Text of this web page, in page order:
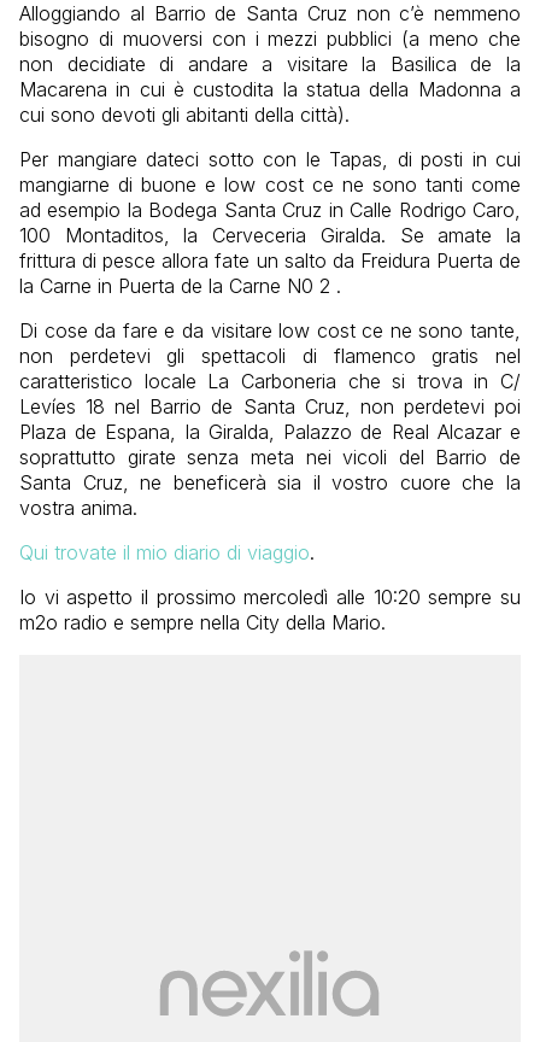
Alloggiando al Barrio de Santa Cruz non c’è nemmeno
bisogno di muoversi con i mezzi pubblici (a meno che
non decidiate di andare a visitare la Basilica de la
Macarena in cui è custodita la statua della Madonna a
cui sono devoti gli abitanti della città).
Per mangiare dateci sotto con le Tapas, di posti in cui
mangiarne di buone e low cost ce ne sono tanti come
ad esempio la Bodega Santa Cruz in Calle Rodrigo Caro,
100 Montaditos, la Cerveceria Giralda. Se amate la
frittura di pesce allora fate un salto da Freidura Puerta de
la Carne in Puerta de la Carne N0 2 .
Di cose da fare e da visitare low cost ce ne sono tante,
non perdetevi gli spettacoli di flamenco gratis nel
caratteristico locale La Carboneria che si trova in C/
Levíes 18 nel Barrio de Santa Cruz, non perdetevi poi
Plaza de Espana, la Giralda, Palazzo de Real Alcazar e
soprattutto girate senza meta nei vicoli del Barrio de
Santa Cruz, ne beneficerà sia il vostro cuore che la
vostra anima.
Qui trovate il mio diario di viaggio.
Io vi aspetto il prossimo mercoledì alle 10:20 sempre su
m2o radio e sempre nella City della Mario.